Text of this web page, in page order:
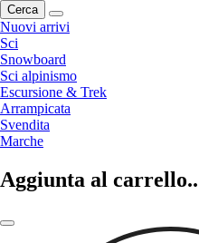
Cerca
Nuovi arrivi
Sci
Snowboard
Sci alpinismo
Escursione & Trek
Arrampicata
Svendita
Marche
Aggiunta al